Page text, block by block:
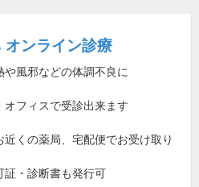
オンライン診療
や風邪などの体調不良に
オフィスで受診出来ます
近くの薬局、宅配便でお受け取り
証・診断書も発行可